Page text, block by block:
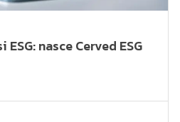
nasce Cerved ESG